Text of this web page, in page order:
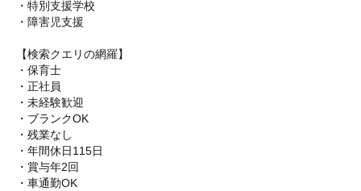
・特別支援学校
・障害児支援
【検索クエリの網羅】
・保育士
・正社員
・未経験歓迎
・ブランクOK
・残業なし
・年間休日115日
・賞与年2回
・車通勤OK